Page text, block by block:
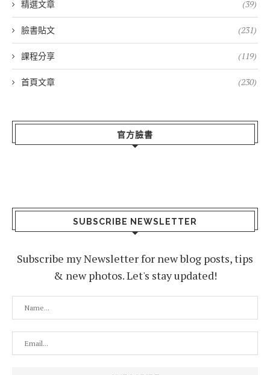
精選文章 (39)
臉書貼文 (231)
課程分享 (119)
首頁文章 (230)
官方臉書
SUBSCRIBE NEWSLETTER
Subscribe my Newsletter for new blog posts, tips
& new photos. Let's stay updated!